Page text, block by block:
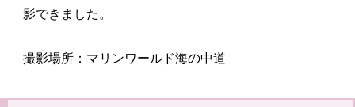
影できました。
撮影場所：マリンワールド海の中道